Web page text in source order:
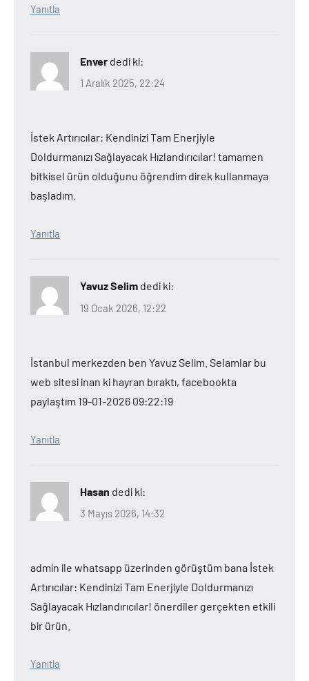
Yanıtla
Enver dedi ki:
1 Aralık 2025, 22:24
İstek Artırıcılar: Kendinizi Tam Enerjiyle
Doldurmanızı Sağlayacak Hızlandırıcılar! tamamen
bitkisel ürün olduğunu öğrendim direk kullanmaya
başladım.
Yanıtla
Yavuz Selim dedi ki:
19 Ocak 2026, 12:22
İstanbul merkezden ben Yavuz Selim. Selamlar bu
web sitesi inan ki hayran bıraktı, facebookta
paylaştım 19-01-2026 09:22:19
Yanıtla
Hasan dedi ki:
3 Mayıs 2026, 14:32
admin ile whatsapp üzerinden görüştüm bana İstek
Artırıcılar: Kendinizi Tam Enerjiyle Doldurmanızı
Sağlayacak Hızlandırıcılar! önerdiler gerçekten etkili
bir ürün.
Yanıtla